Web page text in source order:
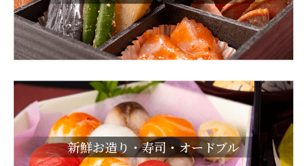
新鮮お造り・寿司・オードブル